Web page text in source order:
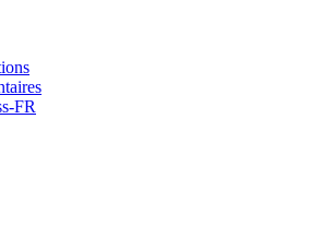
FR